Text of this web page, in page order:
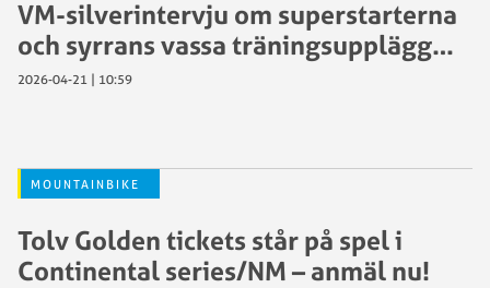
VM-silverintervju om superstarterna
och syrrans vassa träningsupplägg…
2026-04-21 | 10:59
MOUNTAINBIKE
Tolv Golden tickets står på spel i
Continental series/NM – anmäl nu!